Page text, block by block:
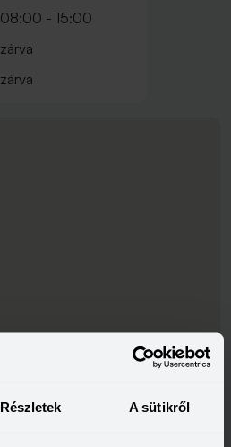
Részletek A sütikről
08:00 - 15:00
zárva
zárva